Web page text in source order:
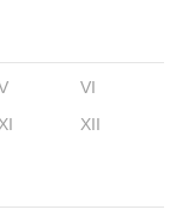
VI
XI XII